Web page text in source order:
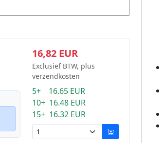
16,82 EUR
Exclusief BTW, plus
verzendkosten
5+ 16.65 EUR
10+ 16.48 EUR
15+ 16.32 EUR